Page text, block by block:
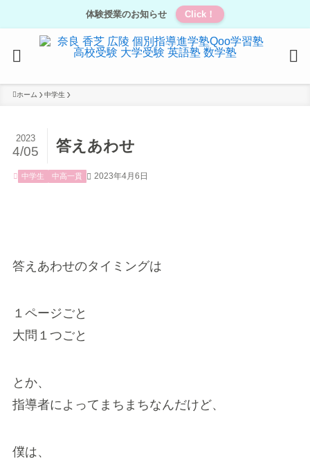
体験授業のお知らせ Click！
ホーム 中学生
答えあわせ
2023
4/05
中学生 中高一貫 2023年4月6日
答えあわせのタイミングは
１ページごと
大問１つごと
とか、
指導者によってまちまちなんだけど、
僕は、